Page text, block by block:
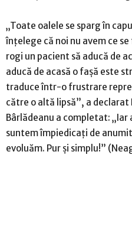
„Toate oalele se sparg în
înţelege că noi nu avem ce
rogi un pacient să aducă de
aducă de acasă o faşă este
traduce într-o frustrare
către o altă lipsă”, a declarat
Bârlădeanu a completat:
suntem împiedicaţi de
evoluăm. Pur şi simplu!”